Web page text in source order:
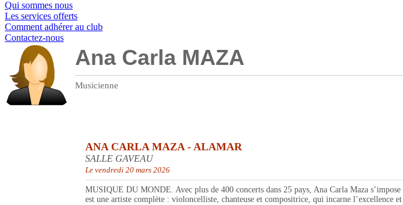
Qui sommes nous
Les services offerts
Comment adhérer au club
Contactez-nous
Ana Carla MAZA
Musicienne
ANA CARLA MAZA - ALAMAR
SALLE GAVEAU
Le vendredi 20 mars 2026
MUSIQUE DU MONDE. Avec plus de 400 concerts dans 25 pays, Ana Carla Maza
est une artiste complète : violoncelliste, chanteuse et compositrice, qui incarne l’excellence